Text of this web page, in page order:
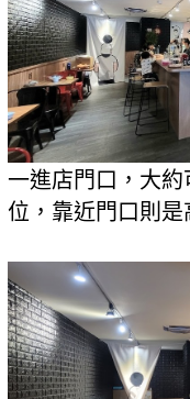
一進店門口，大
位，靠近門口則是